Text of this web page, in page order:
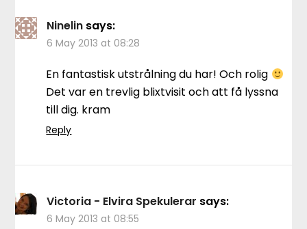
Ninelin says:
6 May 2013 at 08:28
En fantastisk utstrålning du har! Och rolig
Det var en trevlig blixtvisit och att få lyssna
till dig. kram
Reply
Victoria - Elvira Spekulerar says:
6 May 2013 at 08:55